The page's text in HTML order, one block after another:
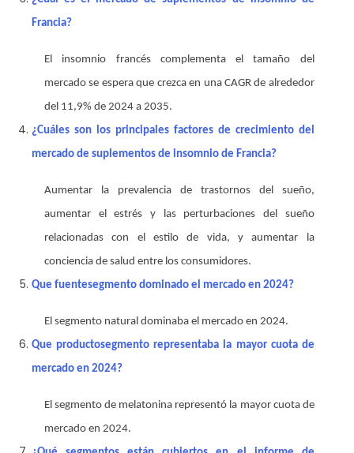
Francia?
El insomnio francés complementa el tamaño del
mercado se espera que crezca en una CAGR de alrededor
del 11,9% de 2024 a 2035.
¿Cuáles son los principales factores de crecimiento del
mercado de suplementos de insomnio de Francia?
Aumentar la prevalencia de trastornos del sueño,
aumentar el estrés y las perturbaciones del sueño
relacionadas con el estilo de vida, y aumentar la
conciencia de salud entre los consumidores.
Que fuentesegmento dominado el mercado en 2024?
El segmento natural dominaba el mercado en 2024.
Que productosegmento representaba la mayor cuota de
mercado en 2024?
El segmento de melatonina representó la mayor cuota de
mercado en 2024.